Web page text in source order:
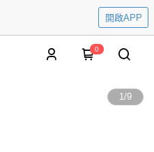
開啟APP
0
1/9